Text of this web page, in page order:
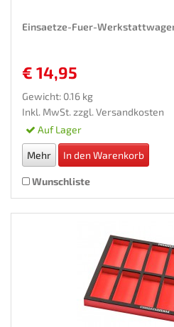
Einsaetze-Fuer-
€ 14,95
Gewicht: 0.16 kg
Inkl. MwSt. zzgl. Versandkosten
Auf Lager
Mehr In den Warenkorb
Wunschliste